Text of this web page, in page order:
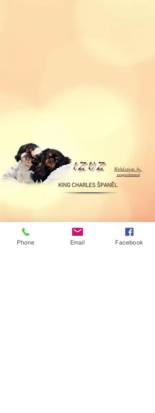
KING CHARLES ŠPANĚL
Webdesigen by
www.guarddream.net
Phone Email Facebook